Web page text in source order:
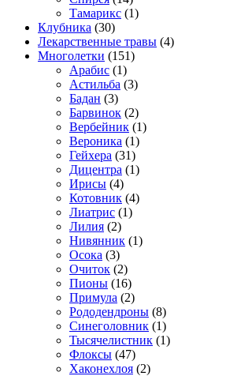
Тамарикс (1)
Клубника (30)
Лекарственные травы (4)
Многолетки (151)
Арабис (1)
Астильба (3)
Бадан (3)
Барвинок (2)
Вербейник (1)
Вероника (1)
Гейхера (31)
Дицентра (1)
Ирисы (4)
Котовник (4)
Лиатрис (1)
Лилия (2)
Нивянник (1)
Осока (3)
Очиток (2)
Пионы (16)
Примула (2)
Рододендроны (8)
Синеголовник (1)
Тысячелистник (1)
Флоксы (47)
Хаконехлоя (2)